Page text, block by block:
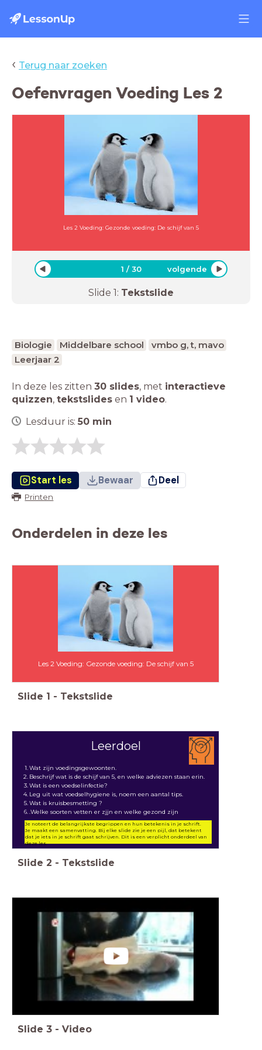
‹ Terug naar zoeken
Oefenvragen Voeding Les 2
Les 2 Voeding: Gezonde voeding: De schijf van 5
1 /30 volgende
Slide 1: Tekstslide
Biologie Middelbare school
vmbo g, t, mavo
Leerjaar 2
In deze les zitten 30 slides, met interactieve
quizzen, tekstslides en 1 video.
Lesduur is: 50 min
Start les Bewaar Deel
Printen
Onderdelen in deze les
Les 2 Voeding: Gezonde voeding: De schijf van 5
Slide 1 - Tekstslide
Leerdoel
Wat zijn voedingsgewoonten.
Beschrijf wat is de schijf van 5, en welke adviezen staan erin.
Wat is een voedselinfectie?
Leg uit wat voedselhygiene is, noem een aantal tips.
Wat is kruisbesmetting ?
.Welke soorten vetten er zjjn en welke gezond zijn
Je noteert de belangrijkste begrippen en hun betekenis in je schrift.
Je maakt een samenvatting. Bij elke slide zie je een pijl, dat betekent
dat je iets in je schrift gaat schrijven. Dit is een verplicht onderdeel van
deze les.
Slide 2 - Tekstslide
Slide 3 - Video